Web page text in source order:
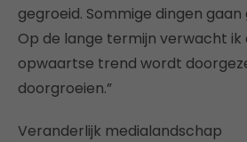
gegroeid. Sommige dingen gaan
Op de lange termijn verwacht ik
opwaartse trend wordt
doorgroeien.”
Veranderlijk medialandschap